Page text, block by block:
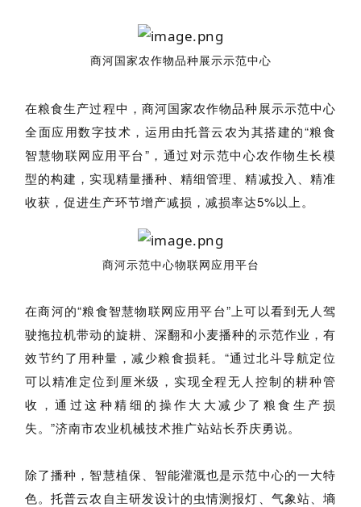
商河国家农作物品种展示示范中心
在粮食生产过程中，商河国家农作物品种展示示范中心
全面应用数字技术，运用由托普云农为其搭建的“粮食
智慧物联网应用平台”，通过对示范中心农作物生长模
型的构建，实现精量播种、精细管理、精减投入、精准
收获，促进生产环节增产减损，减损率达5%以上。
商河示范中心物联网应用平台
在商河的“粮食智慧物联网应用平台”上可以看到无人驾
驶拖拉机带动的旋耕、深翻和小麦播种的示范作业，有
效节约了用种量，减少粮食损耗。“通过北斗导航定位
可以精准定位到厘米级，实现全程无人控制的耕种管
收，通过这种精细的操作大大减少了粮食生产损
失。”济南市农业机械技术推广站站长乔庆勇说。
除了播种，智慧植保、智能灌溉也是示范中心的一大特
色。托普云农自主研发设计的虫情测报灯、气象站、墒